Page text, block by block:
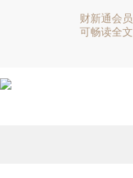
财新通会员
可畅读全文